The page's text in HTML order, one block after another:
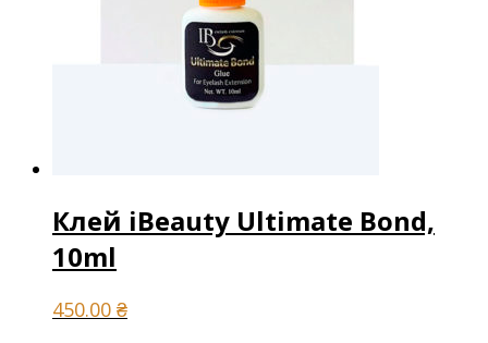
Клей iBeauty Ultimate Bond,
10ml
450.00 ₴